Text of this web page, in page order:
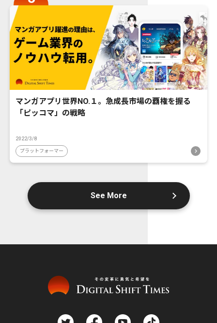
マンガアプリ世界NO.１。急成長市場の覇権を握る
「ピッコマ」の戦略
2022/3/8
プラットフォーマー
See More